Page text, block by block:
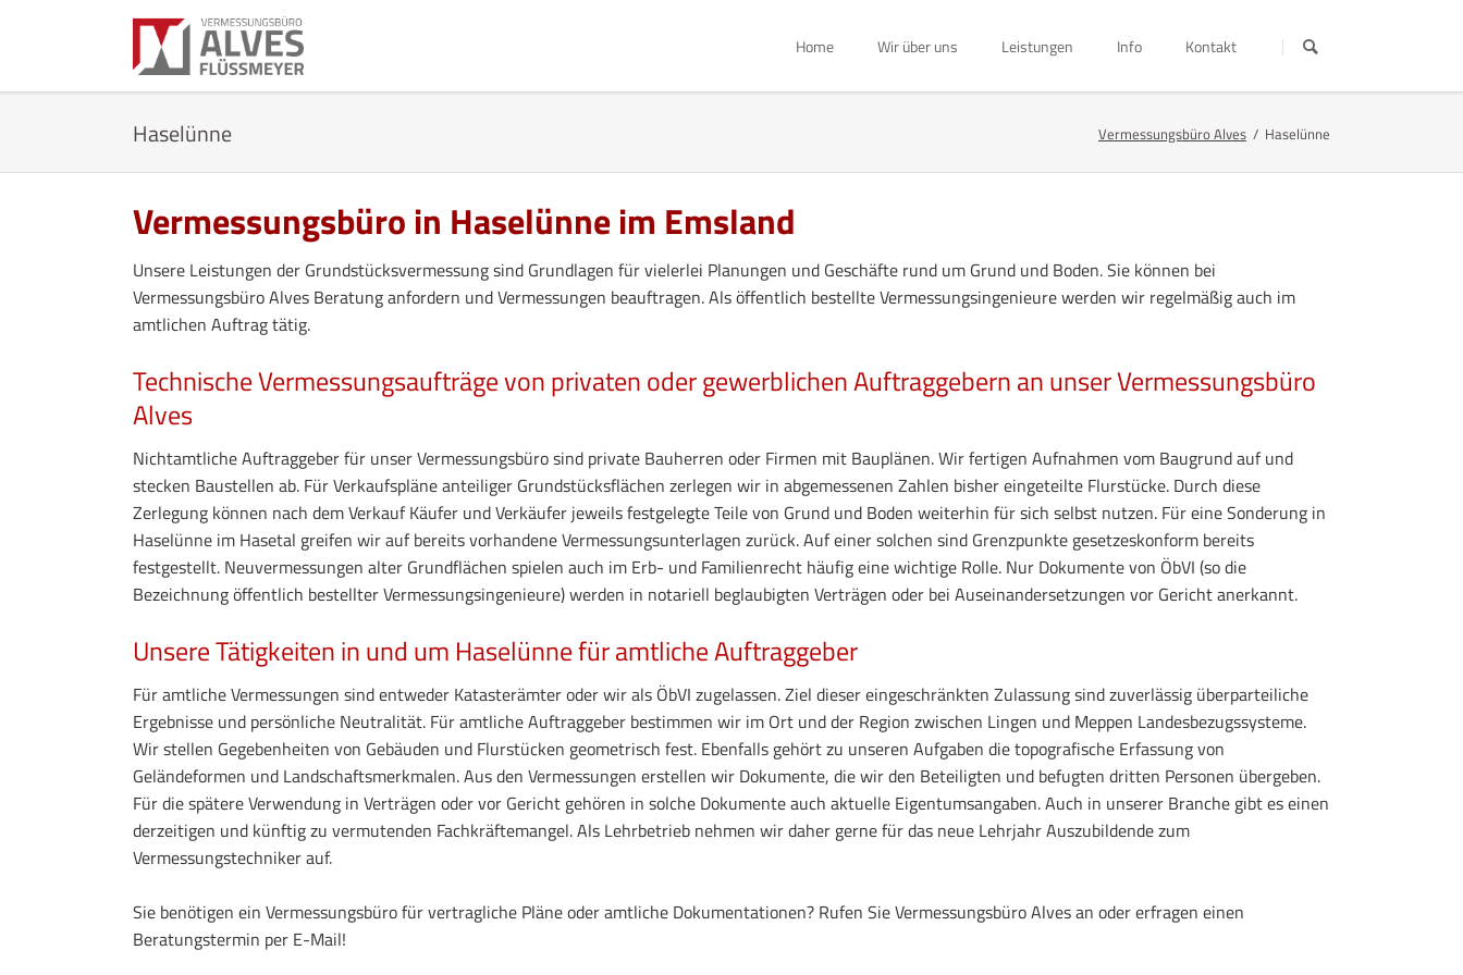
überspringen
Home Wir über uns
Jobs
Leistungen
Gebäudevermessungen
Karten und Pläne
Info
Fundkiste
Kontakt
Impressum
Haselünne Vermessungsbüro Alves Haselünne
Vermessungsbüro in Haselünne im Emsland
Unsere Leistungen der Grundstücksvermessung sind Grundlagen für vielerlei Planungen und Geschäfte rund um Grund und Boden. Sie können bei
Vermessungsbüro Alves Beratung anfordern und Vermessungen beauftragen. Als öffentlich bestellte Vermessungsingenieure werden wir regelmäßig auch im
amtlichen Auftrag tätig.
Technische Vermessungsaufträge von privaten oder gewerblichen Auftraggebern an unser Vermessungsbüro
Alves
Nichtamtliche Auftraggeber für unser Vermessungsbüro sind private Bauherren oder Firmen mit Bauplänen. Wir fertigen Aufnahmen vom Baugrund auf und
stecken Baustellen ab. Für Verkaufspläne anteiliger Grundstücksflächen zerlegen wir in abgemessenen Zahlen bisher eingeteilte Flurstücke. Durch diese
Zerlegung können nach dem Verkauf Käufer und Verkäufer jeweils festgelegte Teile von Grund und Boden weiterhin für sich selbst nutzen. Für eine Sonderung in
Haselünne im Hasetal greifen wir auf bereits vorhandene Vermessungsunterlagen zurück. Auf einer solchen sind Grenzpunkte gesetzeskonform bereits
festgestellt. Neuvermessungen alter Grundflächen spielen auch im Erb- und Familienrecht häufig eine wichtige Rolle. Nur Dokumente von ÖbVI (so die
Bezeichnung öffentlich bestellter Vermessungsingenieure) werden in notariell beglaubigten Verträgen oder bei Auseinandersetzungen vor Gericht anerkannt.
Unsere Tätigkeiten in und um Haselünne für amtliche Auftraggeber
Für amtliche Vermessungen sind entweder Katasterämter oder wir als ÖbVI zugelassen. Ziel dieser eingeschränkten Zulassung sind zuverlässig überparteiliche
Ergebnisse und persönliche Neutralität. Für amtliche Auftraggeber bestimmen wir im Ort und der Region zwischen Lingen und Meppen Landesbezugssysteme.
Wir stellen Gegebenheiten von Gebäuden und Flurstücken geometrisch fest. Ebenfalls gehört zu unseren Aufgaben die topografische Erfassung von
Geländeformen und Landschaftsmerkmalen. Aus den Vermessungen erstellen wir Dokumente, die wir den Beteiligten und befugten dritten Personen übergeben.
Für die spätere Verwendung in Verträgen oder vor Gericht gehören in solche Dokumente auch aktuelle Eigentumsangaben. Auch in unserer Branche gibt es einen
derzeitigen und künftig zu vermutenden Fachkräftemangel. Als Lehrbetrieb nehmen wir daher gerne für das neue Lehrjahr Auszubildende zum
Vermessungstechniker auf.
Sie benötigen ein Vermessungsbüro für vertragliche Pläne oder amtliche Dokumentationen? Rufen Sie Vermessungsbüro Alves an oder erfragen einen
Beratungstermin per E-Mail!